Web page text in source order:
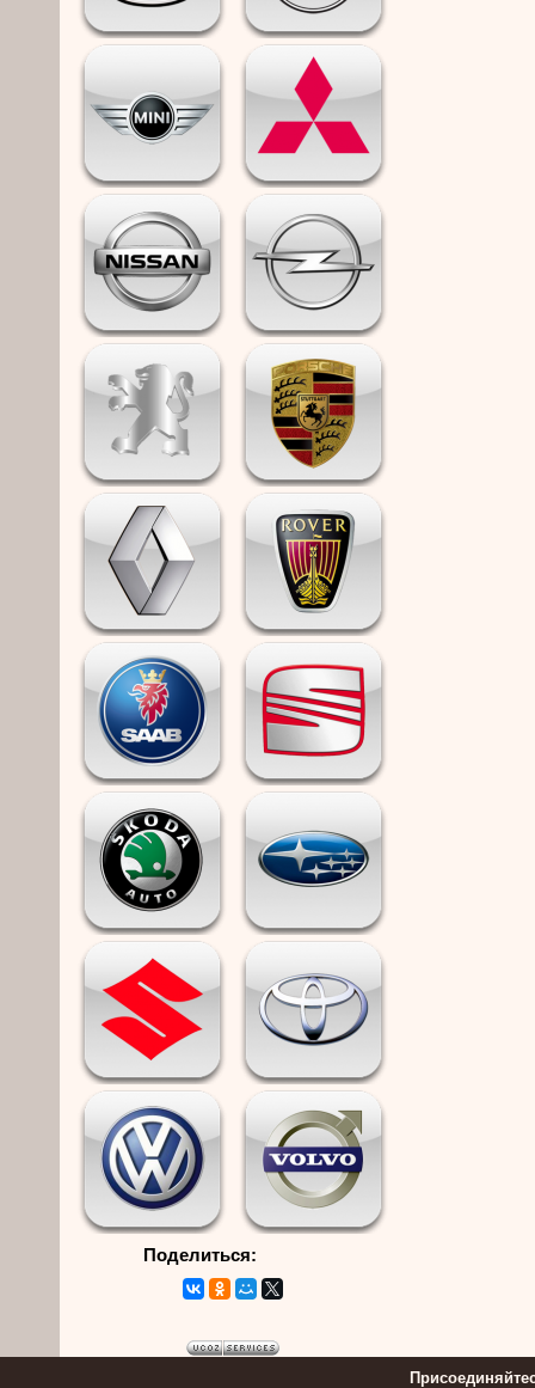
Поделиться: